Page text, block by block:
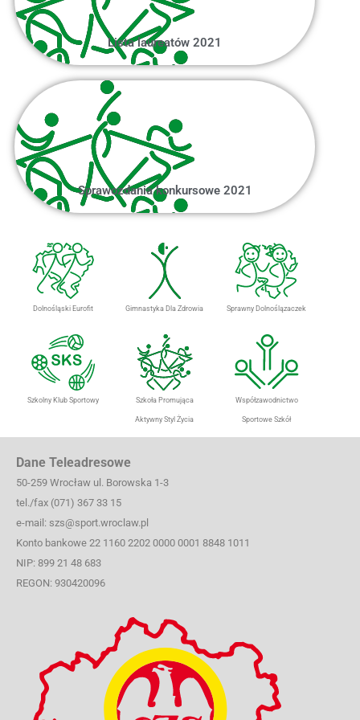
Lista laureatów 2021
Sprawozdania konkursowe 2021
Dolnośląski Eurofit Gimnastyka Dla Zdrowia Sprawny Dolnoślązaczek
Szkolny Klub Sportowy Szkoła Promująca
Aktywny Styl Życia
Współzawodnictwo
Sportowe Szkół
Dane Teleadresowe
50-259 Wrocław ul. Borowska 1-3
tel./fax (071) 367 33 15
e-mail: szs@sport.wroclaw.pl
Konto bankowe 22 1160 2202 0000 0001 8848 1011
NIP: 899 21 48 683
REGON: 930420096